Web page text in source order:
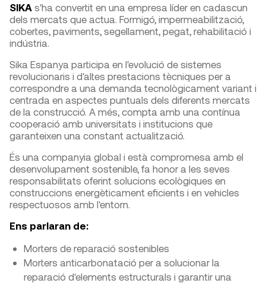
SIKA s'ha convertit en una empresa líder en cadascun
dels mercats que actua. Formigó, impermeabilització,
cobertes, paviments, segellament, pegat, rehabilitació i
indústria.
Sika Espanya participa en l'evolució de sistemes
revolucionaris i d'altes prestacions tècniques per a
correspondre a una demanda tecnològicament variant i
centrada en aspectes puntuals dels diferents mercats
de la construcció. A més, compta amb una contínua
cooperació amb universitats i institucions que
garanteixen una constant actualització.
És una companyia global i està compromesa amb el
desenvolupament sostenible, fa honor a les seves
responsabilitats oferint solucions ecològiques en
construccions energèticament eficients i en vehicles
respectuosos amb l'entorn.
Ens parlaran de:
Morters de reparació sostenibles
Morters anticarbonatació per a solucionar la
reparació d'elements estructurals i garantir una